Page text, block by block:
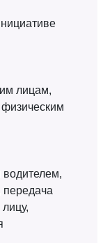
лицам,
передача